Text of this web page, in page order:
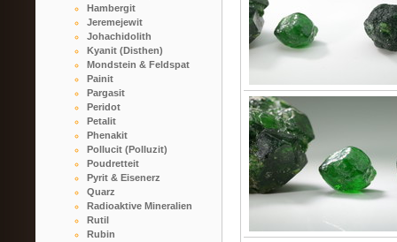
Hambergit
Jeremejewit
Johachidolith
Kyanit (Disthen)
Mondstein & Feldspat
Painit
Pargasit
Peridot
Petalit
Phenakit
Pollucit (Polluzit)
Poudretteit
Pyrit & Eisenerz
Quarz
Radioaktive Mineralien
Rutil
Rubin